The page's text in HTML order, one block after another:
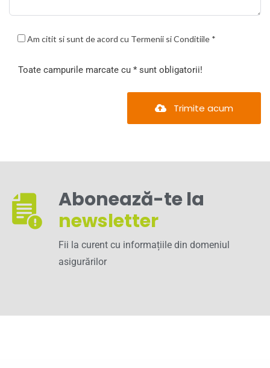
Am citit si sunt de acord cu Termenii si Conditiile *
Toate campurile marcate cu * sunt obligatorii!
Trimite acum
Abonează-te la
newsletter
Fii la curent cu informațiile din domeniul
asigurărilor